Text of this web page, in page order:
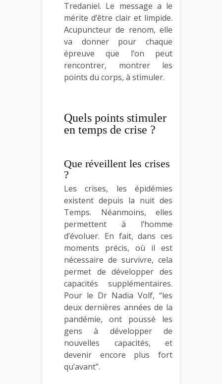
Tredaniel. Le message a le
mérite d’être clair et limpide.
Acupuncteur de renom, elle
va donner pour chaque
épreuve que l’on peut
rencontrer, montrer les
points du corps, à stimuler.
Quels points stimuler
en temps de crise ?
Que réveillent les crises
?
Les crises, les épidémies
existent depuis la nuit des
Temps. Néanmoins, elles
permettent à l’homme
d’évoluer. En fait, dans ces
moments précis, où il est
nécessaire de survivre, cela
permet de développer des
capacités supplémentaires.
Pour le Dr Nadia Volf, “les
deux dernières années de la
pandémie, ont poussé les
gens à développer de
nouvelles capacités, et
devenir encore plus fort
qu’avant”.